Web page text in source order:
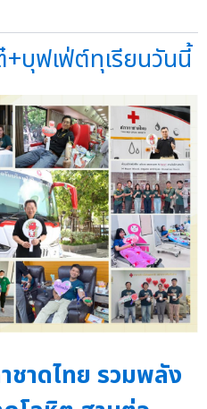
บุฟเฟ่ต์ทุเรียนวันนี้
ชาดไทย รวมพลัง